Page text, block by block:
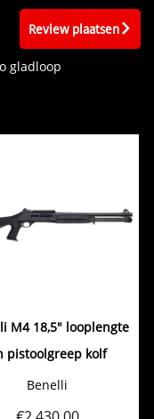
Review plaatsen
gladloop
M4 18,5" looplengte
pistoolgreep kolf
Benelli